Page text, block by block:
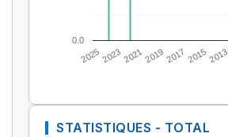
20252023202120192017 20152013
0.0
STATISTIQUES - TOTAL